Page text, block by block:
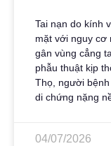
Tai nạn do kính
mặt với nguy cơ
gân vùng cẳng
phẫu thuật kịp
Thọ, người
di chứng nặng
04/07/2026